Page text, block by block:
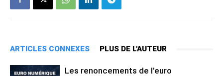
ARTICLES CONNEXES PLUS DE L'AUTEUR
Les renoncements de l’euro